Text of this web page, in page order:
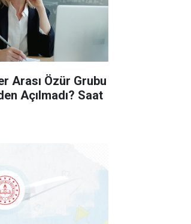
Arası Özür Grubu
Açılmadı? Saat